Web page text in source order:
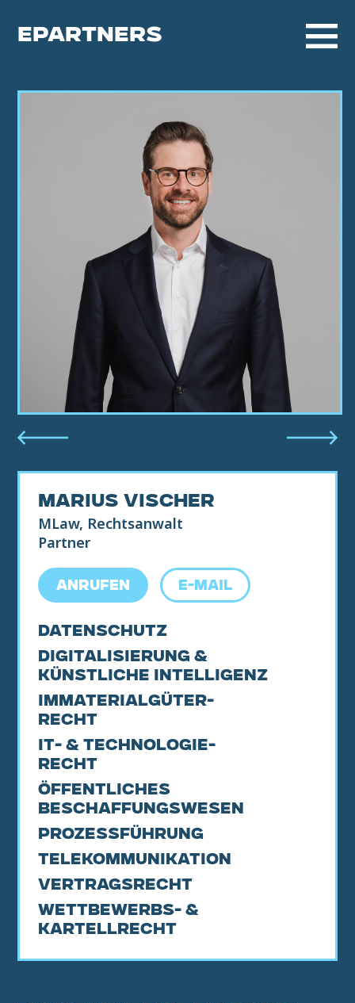
EPARTNERS
MARIUS VISCHER
MLaw, Rechtsanwalt
Partner
ANRUFEN E-MAIL
Datenschutz
Digitalisierung &
Künstliche Intelligenz
Immaterialgüter-
recht
IT- & Technologie-
recht
Öffentliches
Beschaffungswesen
Prozessführung
Telekommunikation
Vertragsrecht
Wettbewerbs- &
Kartellrecht